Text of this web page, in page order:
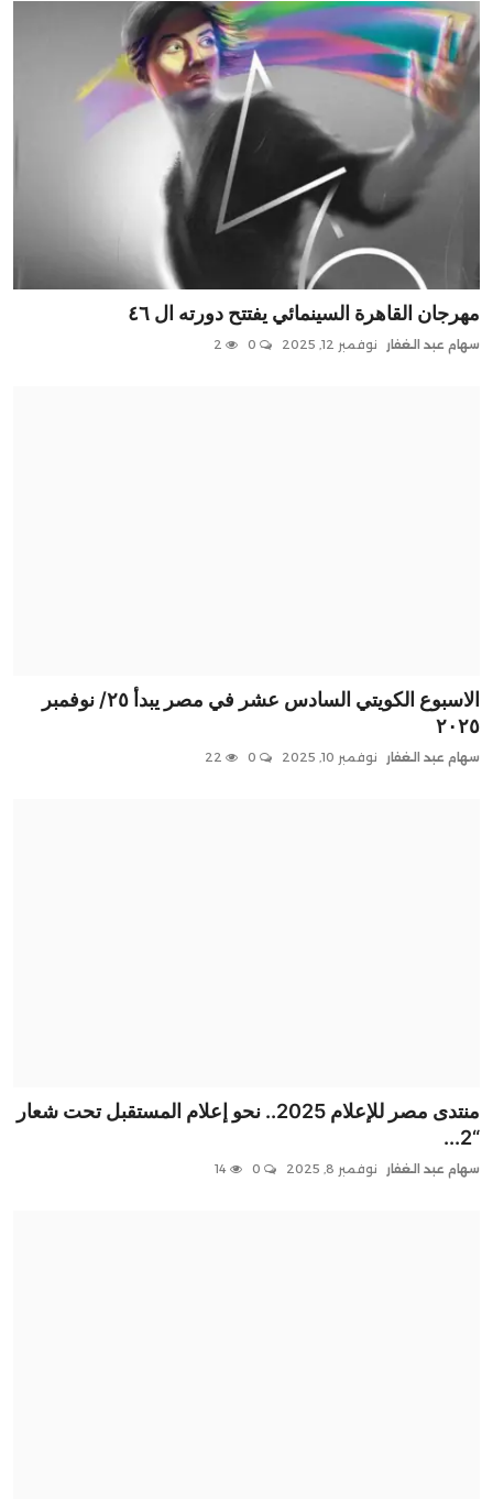
مهرجان القاهرة السينمائي يفتتح دورته ال ٤٦
سهام عبد الغفار نوفمبر 12, 2025
الاسبوع الكويتي السادس عشر في مصر يبدأ ٢٥/ نوفمبر
٢٠٢٥
سهام عبد الغفار نوفمبر 10, 2025
منتدى مصر للإعلام 2025.. نحو إعلام المستقبل تحت شعار
“2...
سهام عبد الغفار نوفمبر 8, 2025